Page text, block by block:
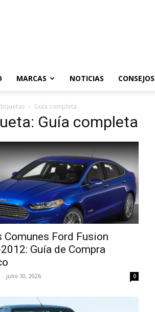
MARCAS NOTICIAS CONSEJOS
Guía completa
Guía completa
Comunes Ford Fusion
Guía de Compra
- julio 10, 2026 0